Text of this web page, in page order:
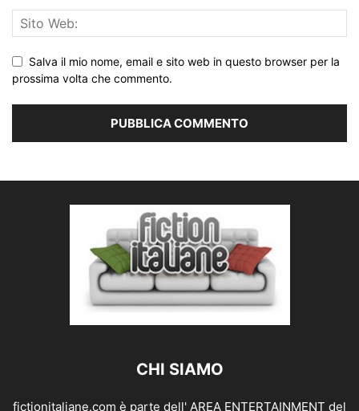
Salva il mio nome, email e sito web in questo browser per la
prossima volta che commento.
CHI SIAMO
fictionitaliane.com è parte dell' AREA ENTERTAINMENT del